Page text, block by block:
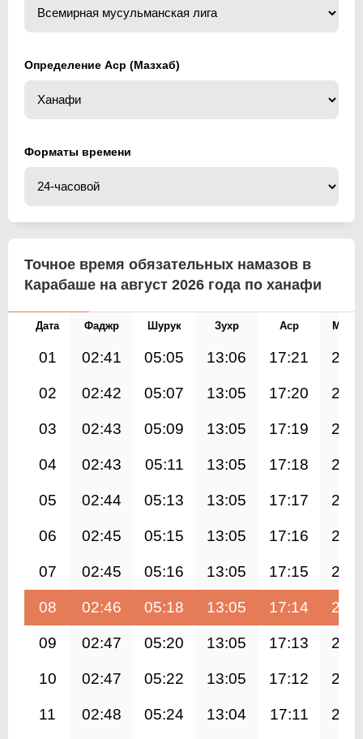
Определение Аср (Мазхаб)
Форматы времени
Точное время обязательных намазов в
Карабаше на август 2026 года по ханафи
Дата Фаджр Шурук Зухр Аср
01 02:41 05:05 13:06 17:21
02 02:42 05:07 13:05 17:20
03 02:43 05:09 13:05 17:19
04 02:43 05:11 13:05 17:18
05 02:44 05:13 13:05 17:17
06 02:45 05:15 13:05 17:16
07 02:45 05:16 13:05 17:15
08 02:46 05:18 13:05 17:14
09 02:47 05:20 13:05 17:13
10 02:47 05:22 13:05 17:12
11 02:48 05:24 13:04 17:11